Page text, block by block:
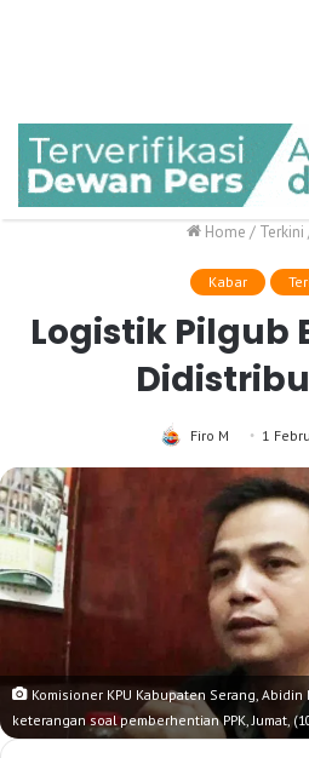
Home / Terkini
Kabar
Logistik Pilgub
Firo M 1
Komisioner KPU Kabupaten Serang, Abidin
keterangan soal pemberhentian PPK, Jumat,